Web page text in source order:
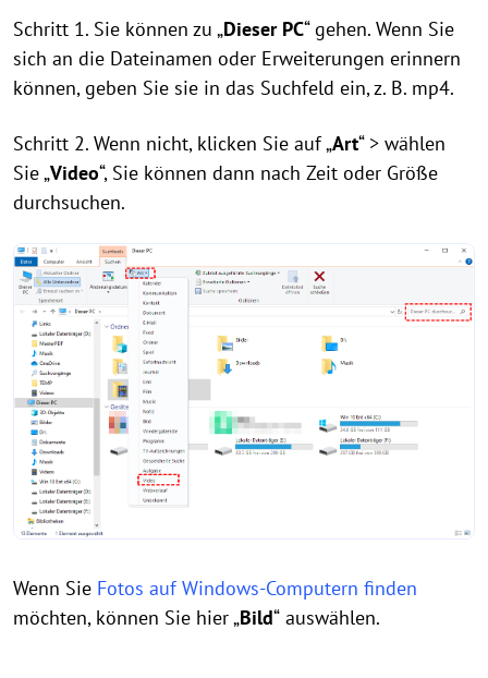
Schritt 1. Sie können zu „Dieser PC“ gehen. Wenn Sie
sich an die Dateinamen oder Erweiterungen erinnern
können, geben Sie sie in das Suchfeld ein, z. B. mp4.
Schritt 2. Wenn nicht, klicken Sie auf „Art“ > wählen
Sie „Video“, Sie können dann nach Zeit oder Größe
durchsuchen.
Wenn Sie Fotos auf Windows-Computern finden
möchten, können Sie hier „Bild“ auswählen.